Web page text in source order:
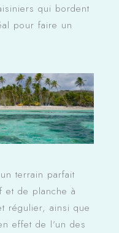
qui bordent
pour faire un
terrain parfait
et de planche à
régulier, ainsi que
effet de l’un des